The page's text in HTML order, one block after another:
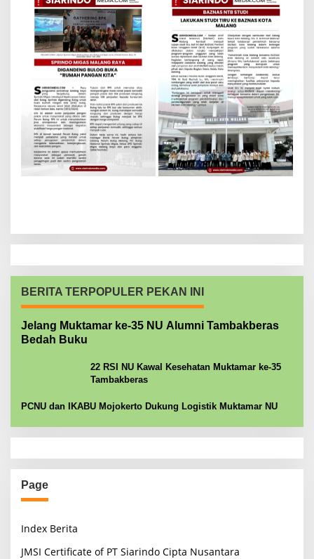
BERITA TERPOPULER PEKAN INI
Jelang Muktamar ke-35 NU Alumni Tambakberas
Bedah Buku
22 RSI NU Kawal Kesehatan Muktamar ke-35
Tambakberas
PCNU dan IKABU Mojokerto Dukung Logistik Muktamar NU
Page
Index Berita
JMSI Certificate of PT Siarindo Cipta Nusantara